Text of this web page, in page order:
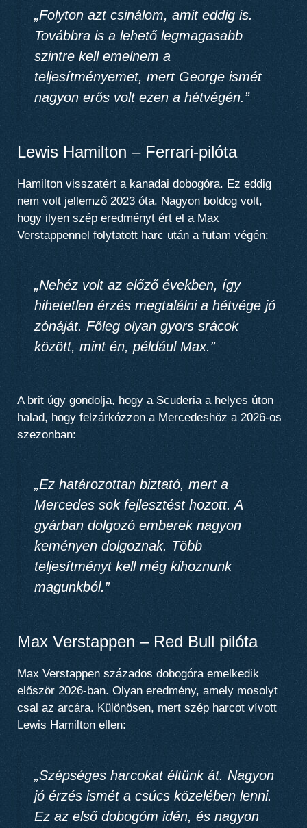
„Folyton azt csinálom, amit eddig is.
Továbbra is a lehető legmagasabb
szintre kell emelnem a
teljesítményemet, mert George ismét
nagyon erős volt ezen a hétvégén.”
Lewis Hamilton – Ferrari-pilóta
Hamilton visszatért a kanadai dobogóra. Ez eddig
nem volt jellemző 2023 óta. Nagyon boldog volt,
hogy ilyen szép eredményt ért el a Max
Verstappennel folytatott harc után a futam végén:
„Nehéz volt az előző években, így
hihetetlen érzés megtalálni a hétvége jó
zónáját. Főleg olyan gyors srácok
között, mint én, például Max.”
A brit úgy gondolja, hogy a Scuderia a helyes úton
halad, hogy felzárkózzon a Mercedeshöz a 2026-os
szezonban:
„Ez határozottan biztató, mert a
Mercedes sok fejlesztést hozott. A
gyárban dolgozó emberek nagyon
keményen dolgoznak. Több
teljesítményt kell még kihoznunk
magunkból.”
Max Verstappen – Red Bull pilóta
Max Verstappen százados dobogóra emelkedik
először 2026-ban. Olyan eredmény, amely mosolyt
csal az arcára. Különösen, mert szép harcot vívott
Lewis Hamilton ellen:
„Szépséges harcokat éltünk át. Nagyon
jó érzés ismét a csúcs közelében lenni.
Ez az első dobogóm idén, és nagyon